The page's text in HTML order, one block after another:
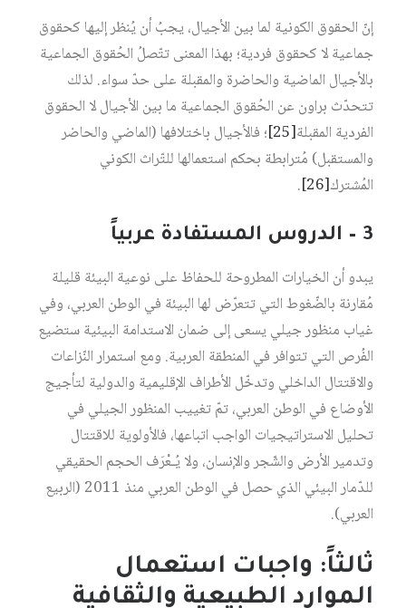
إنّ الحقوق الكونية لما بين الأجيال، يجبُ أن يُنظر إليها كحقوق
جماعية لا كحقوق فردية؛ بهذا المعنى تتّصلُ الحُقوق الجماعية
بالأجيال الماضية والحاضرة والمقبلة على حدّ سواء. لذلك
تتحدّث براون عن الحُقوق الجماعية ما بين الأجيال لا الحقوق
الفردية المقبلة‏[25]
؛ فالأجيال باختلافها (الماضي والحاضر
والمستقبل) مُترابطة بحكم استعمالها للتّراث الكوني
المُشترك‏[26]
.
3 – الدروس المستفادة عربياً
يبدو أن الخيارات المطروحة للحفاظ على نوعية البيئة قليلة
مُقارنة بالضّغوط التي تتعرّض لها البيئة في الوطن العربي، وفي
غياب منظور جيلي يسعى إلى ضمان الاستدامة البيئية ستضيع
الفُرص التي تتوافر في المنطقة العربية. ومع استمرار النّزاعات
والاقتتال الداخلي وتدخّل الأطراف الإقليمية والدولية لتأجيج
الأوضاع في الوطن العربي، تمّ تغييب المنظور الجيلي في
تحليل الاستراتيجيات الواجب اتباعها، فالأولوية للاقتتال
وتدمير الأرض والشّجر والإنسان، ولا يُـعْرَف الحجم الحقيقي
للدّمار البيئي الذي حصل في الوطن العربي منذ 2011 (الربيع
العربي).
ثالثاً: واجبات استعمال
الموارد الطبيعية والثقافية